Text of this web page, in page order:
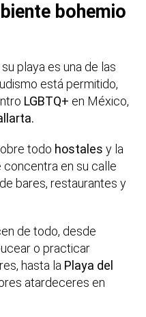
bohemio
playa es una de las
está permitido,
LGBTQ+ en México,
todo hostales y la
en su calle
bares, restaurantes y
de todo, desde
o practicar
hasta la Playa del
atardeceres en